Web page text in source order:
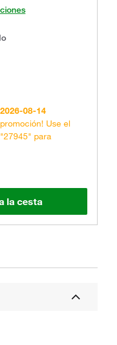
08-14
Use el
para
la cesta